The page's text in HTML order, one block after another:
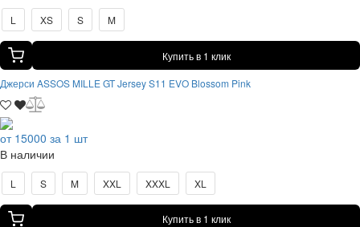
L XS S M
Купить в 1 клик
Джерси ASSOS MILLE GT Jersey S11 EVO Blossom Pink
от 15000 за 1 шт
В наличии
L S M XXL XXXL XL
Купить в 1 клик